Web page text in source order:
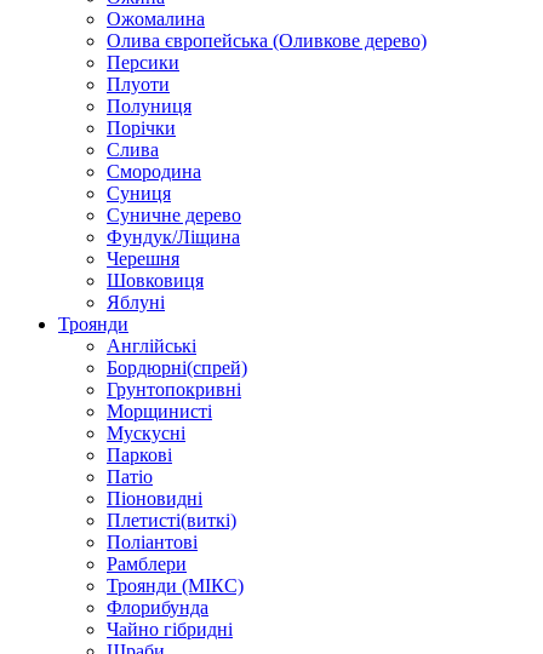
Ожомалина
Олива європейська (Оливкове дерево)
Персики
Плуоти
Полуниця
Порічки
Слива
Смородина
Суниця
Суничне дерево
Фундук/Ліщина
Черешня
Шовковиця
Яблуні
Троянди
Англійські
Бордюрні(спрей)
Грунтопокривні
Морщинисті
Мускусні
Паркові
Патіо
Піоновидні
Плетисті(виткі)
Поліантові
Рамблери
Троянди (МІКС)
Флорибунда
Чайно гібридні